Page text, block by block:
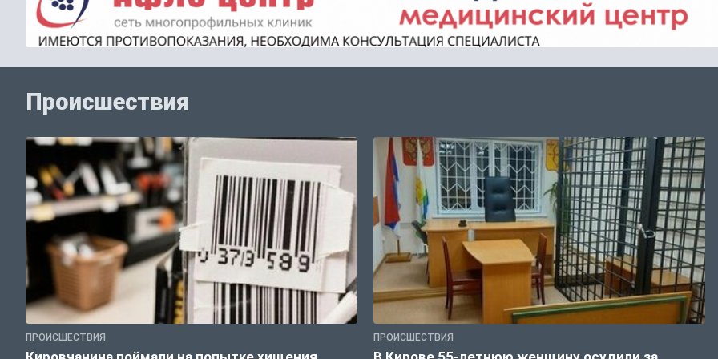
Происшествия
ПРОИСШЕСТВИЯ ПРОИСШЕСТВИЯ